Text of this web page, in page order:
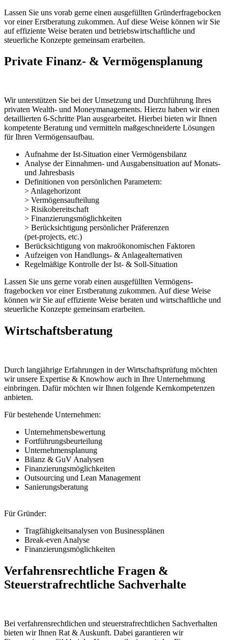
Lassen Sie uns vorab gerne einen ausgefüllten Gründer­fragebocken
vor einer Erstberatung zukommen. Auf diese Weise können wir Sie
auf effiziente Weise beraten und betriebs­wirtschaftliche und
steuerliche Konzepte gemeinsam erarbeiten.
Private Finanz- & Vermögensplanung
Wir unterstützen Sie bei der Umsetzung und Durchführung Ihres
privaten Wealth- und Moneymanagements. Hierzu haben wir einen
detaillierten 6-Schritte Plan ausgearbeitet. Hierbei bieten wir Ihnen
kompetente Beratung und vermitteln maßgeschneiderte Lösungen
für Ihren Vermögensaufbau.
Aufnahme der Ist-Situation einer Vermögensbilanz
Analyse der Einnahmen- und Ausgabensituation auf Monats-
und Jahresbasis
Definitionen von persönlichen Parametern:
> Anlagehorizont
> Vermögensaufteilung
> Risikobereitschaft
> Finanzierungsmöglichkeiten
> Berücksichtigung persönlicher Präferenzen
(pet-projects, etc.)
Berücksichtigung von makroökonomischen Faktoren
Aufzeigen von Handlungs- & Anlagealternativen
Regelmäßige Kontrolle der Ist- & Soll-Situation
Lassen Sie uns gerne vorab einen ausgefüllten Vermögens­
fragebocken vor einer Erstberatung zukommen. Auf diese Weise
können wir Sie auf effiziente Weise beraten und wirtschaftliche und
steuerliche Konzepte gemeinsam erarbeiten.
Wirtschaftsberatung
Durch langjährige Erfahrungen in der Wirtschaftsprüfung möchten
wir unsere Expertise & Knowhow auch in Ihre Unternehmung
einbringen. Dafür möchten wir Ihnen folgende Kernkompetenzen
anbieten.
Für bestehende Unternehmen:
Unternehmensbewertung
Fortführungsbeurteilung
Unternehmensplanung
Bilanz & GuV Analysen
Finanzierungsmöglichkeiten
Outsourcing und Lean Management
Sanierungsberatung
Für Gründer:
Tragfähigkeitsanalysen von Businessplänen
Break-even Analyse
Finanzierungsmöglichkeiten
Verfahrensrechtliche Fragen &
Steuerstrafrechtliche Sachverhalte
Bei verfahrensrechtlichen und steuerstrafrechtlichen Sach­verhalten
bieten wir Ihnen Rat & Auskunft. Dabei garantieren wir